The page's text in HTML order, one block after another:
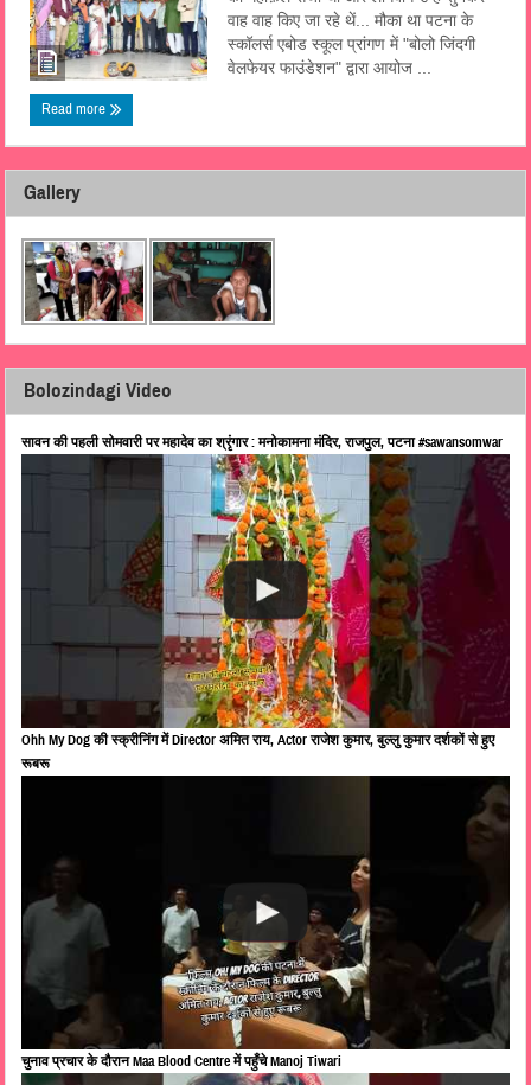
वाह वाह किए जा रहे थें... मौका था पटना के
स्कॉलर्स एबोड स्कूल प्रांगण में "बोलो जिंदगी
वेलफेयर फाउंडेशन" द्वारा आयोज ...
Read more
Gallery
Bolozindagi Video
सावन की पहली सोमवारी पर महादेव का श्रृंगार : मनोकामना मंदिर, राजपुल, पटना #sawansomwar
Ohh My Dog की स्क्रीनिंग में Director अमित राय, Actor राजेश कुमार, बुल्लु कुमार दर्शकों से हुए
रूबरू
चुनाव प्रचार के दौरान Maa Blood Centre में पहुँचे Manoj Tiwari